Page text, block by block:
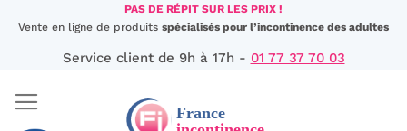
Aller
au
PAS DE RÉPIT SUR LES PRIX !
Vente en ligne de produits spécialisés pour l’incontinence des adultes
Service client de 9h à 17h - 01 77 37 70 03